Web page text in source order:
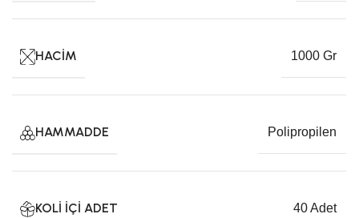
HACIM 1000 Gr
HAMMADDE Polipropilen
KOLI İÇI ADET 40 Adet